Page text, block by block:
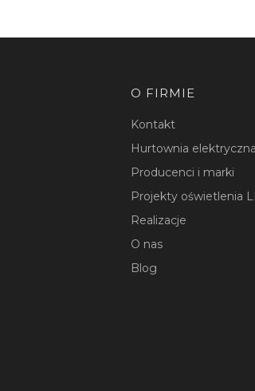
O FIRMIE
Kontakt
Hurtownia
Producenci i marki
Projekty oświetlenia
Realizacje
O nas
Blog